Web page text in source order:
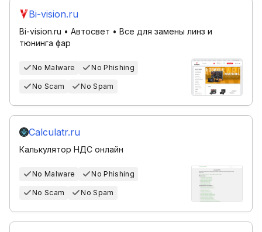
Bi-vision.ru
Bi-vision.ru • Автосвет • Все для замены линз и
тюнинга фар
No Malware No Phishing
No Scam No Spam
Calculatr.ru
Калькулятор НДС онлайн
No Malware No Phishing
No Scam No Spam